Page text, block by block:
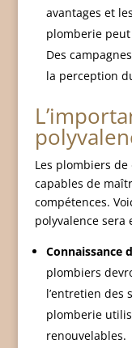
avantages et
plomberie
Des
la perception
Les plombiers
capables de
compétences.
polyvalence sera
Connaissance
plombiers
l’entretien des
plomberie
renouvelables.